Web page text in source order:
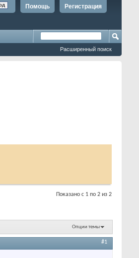
Регистрация
Помощь
Расширенный поиск
Показано с 1 по 2 из 2
Опции темы
#1